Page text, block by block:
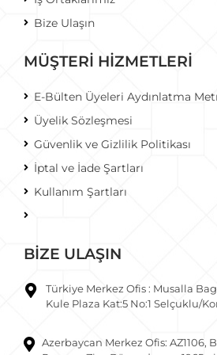
Bize Ulaşın
MÜŞTERİ HİZMETLERİ
E-Bülten Üyeleri Aydınlatma
Üyelik Sözleşmesi
Güvenlik ve Gizlilik Politikası
İptal ve İade Şartları
Kullanım Şartları
BİZE ULAŞIN
Türkiye Merkez Ofis : Musalla
Kule Plaza Kat:5 No:1 Selçuklu/
Azerbaycan Merkez Ofis: AZ1106,